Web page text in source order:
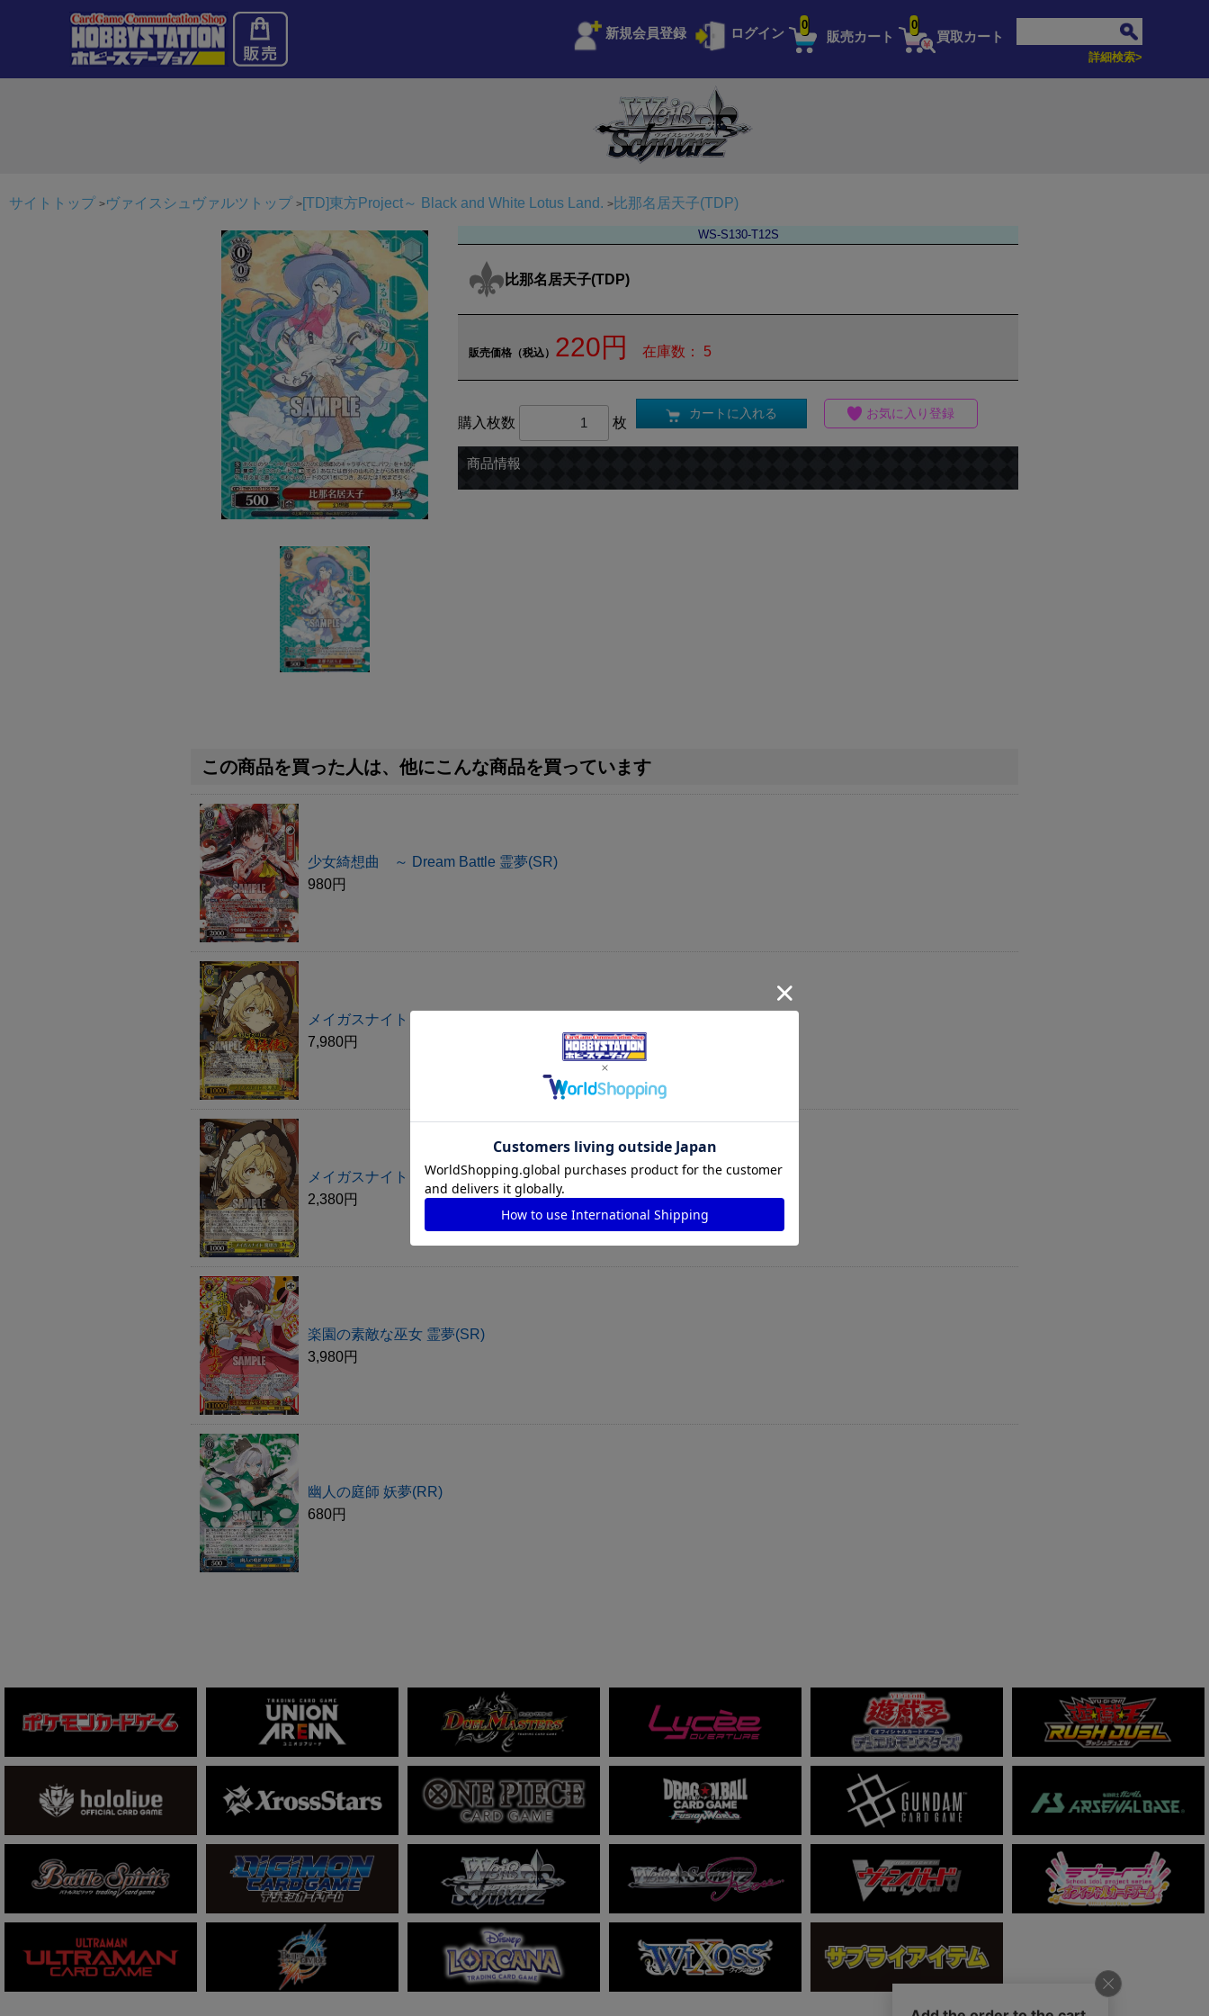
新規会員登録 ログイン 販売カート
0
買取カート
0
詳細検索>
サイトトップ ヴァイスシュヴァルツトップ [TD]東方Project～ Black and White Lotus Land. 比那名居天子(TDP)
WS-S130-T12S
比那名居天子(TDP)
販売価格（税込） 220円 在庫数： 5
購入枚数 枚
カートに入れる お気に入り登録
商品情報
この商品を買った人は、他にこんな商品を買っています
少女綺想曲 ～ Dream Battle 霊夢(SR)
980円
メイガスナイト 魔理沙(SR)
7,980円
メイガスナイト 魔理沙(RR)
2,380円
楽園の素敵な巫女 霊夢(SR)
3,980円
幽人の庭師 妖夢(RR)
680円